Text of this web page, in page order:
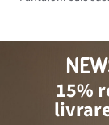
15%